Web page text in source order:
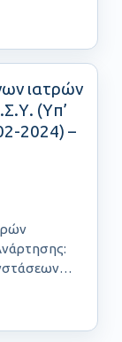
ιατρών
(Yπ’
2024) –